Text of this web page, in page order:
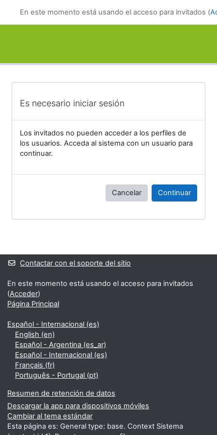
En este momento está usando el acceso para invitados (
Es necesario iniciar sesión
Los invitados no pueden acceder a los perfiles de
los usuarios. Acceda al sistema con un usuario para
continuar.
Cancelar Continuar
Bloques suplementarios
Contactar con el soporte del sitio
En este momento está usando el acceso para invitados
(Acceder)
Página Principal
Español - Internacional ‎(es)‎
English ‎(en)‎
Español - Argentina ‎(es_ar)‎
Español - Internacional ‎(es)‎
Français ‎(fr)‎
Português - Portugal ‎(pt)‎
Resumen de retención de datos
Descargar la app para dispositivos móviles
Cambiar al tema estándar
Esta página es: General type: base. Context Sistema